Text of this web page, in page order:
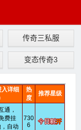
传奇三私服
变态传奇3